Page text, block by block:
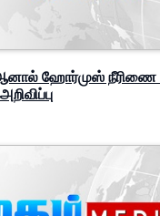
ஆனால் ஹோர்முஸ் நீரிணை